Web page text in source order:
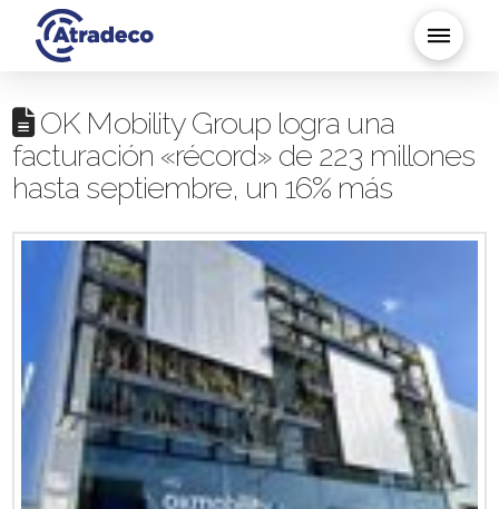
OK Mobility Group logra una
facturación «récord» de 223 millones
hasta septiembre, un 16% más